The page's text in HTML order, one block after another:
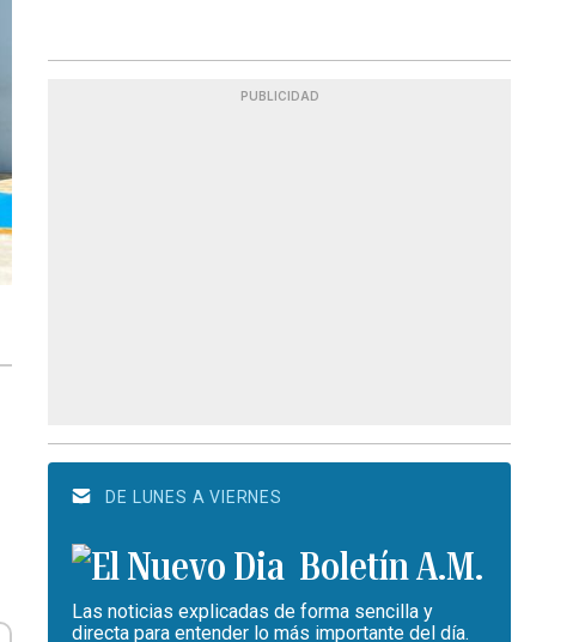
PUBLICIDAD
DE LUNES A VIERNES
Boletín A.M.
Las noticias explicadas de forma sencilla y
directa para entender lo más importante del día.